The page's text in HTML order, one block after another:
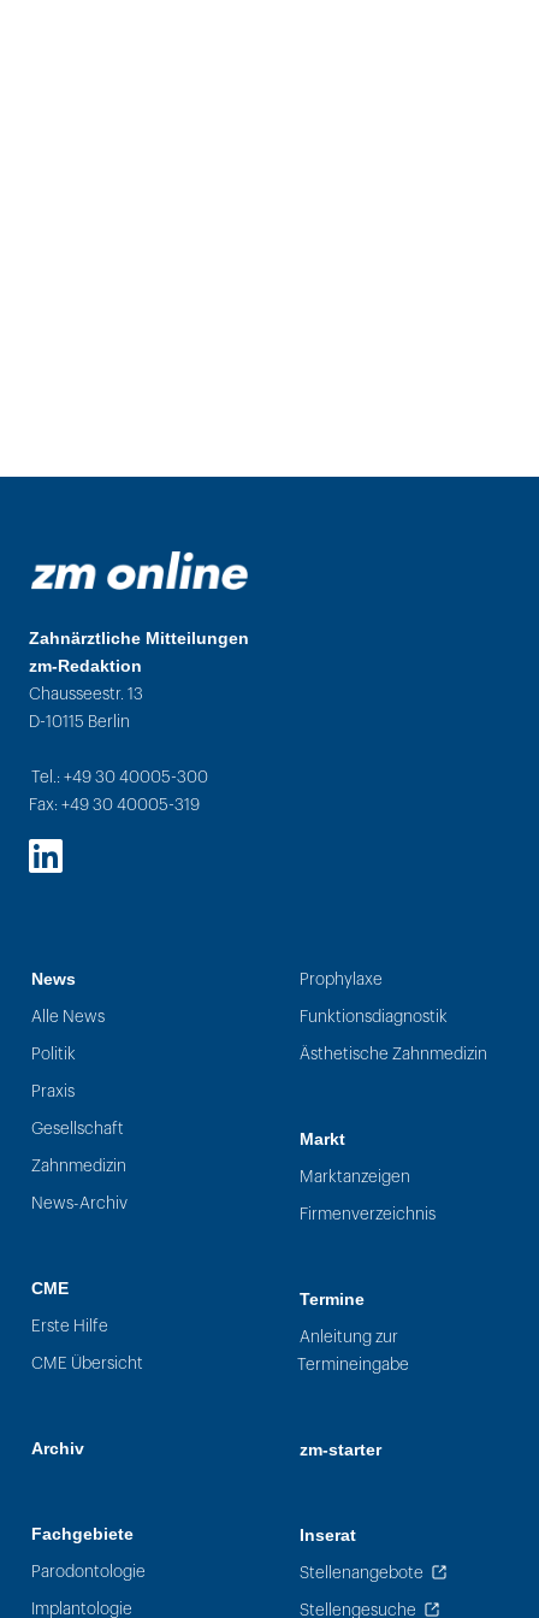
Zahnärztliche Mitteilungen
zm-Redaktion
Chausseestr. 13
D-10115 Berlin
Tel.: +49 30 40005-300
Fax: +49 30 40005-319
LinkedIn
News
Alle News
Politik
Praxis
Gesellschaft
Zahnmedizin
News-Archiv
CME
Erste Hilfe
CME Übersicht
Archiv
Fachgebiete
Parodontologie
Implantologie
Prophylaxe
Funktionsdiagnostik
Ästhetische Zahnmedizin
Markt
Marktanzeigen
Firmenverzeichnis
Termine
Anleitung zur
Termineingabe
zm-starter
Inserat
Stellenangebote
Stellengesuche